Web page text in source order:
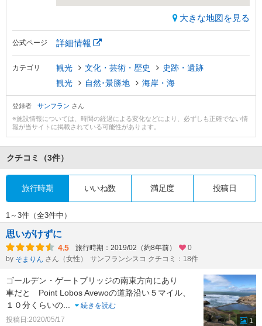
大きな地図を見る
公式ページ 詳細情報
カテゴリ 観光 文化・芸術・歴史
史跡・遺跡
観光
自然･景勝地 海岸・海
登録者 サンフラン さん
※施設情報については、時間の経過による変化などにより、必ずしも正確でない情
報が当サイトに掲載されている可能性があります。
クチコミ （3件）
旅行時期 いいね数 満足度 投稿日
1～3件（全3件中）
思いがけずに
4.5 旅行時期：2019/02（約8年前）
0
by そまりん さん（女性） サンフランシスコ クチコミ：18件
ゴールデン・ゲートブリッジの南東方向にあり
車だと Point Lobos Avewoの道路沿い５マイル、
１０分くらいの...
続きを読む
投稿日:2020/05/17
1